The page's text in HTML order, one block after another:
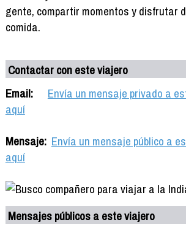
gente, compartir momentos y disfrutar
comida.
Contactar con este viajero
Email:
Envía un mensaje privado a
aquí
Mensaje: Envía un mensaje público a
aquí
Mensajes públicos a este viajero